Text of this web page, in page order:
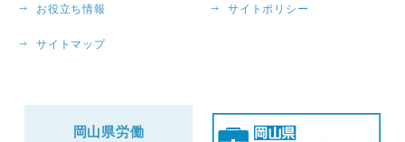
お役立ち情報 サイトポリシー
サイトマップ
岡山県労働